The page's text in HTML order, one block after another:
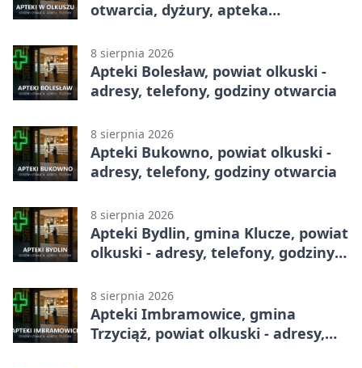
otwarcia, dyżury, apteka
8 sierpnia 2026
Apteki Bolesław, powiat olkuski -
adresy, telefony, godziny otwarcia
8 sierpnia 2026
Apteki Bukowno, powiat olkuski -
adresy, telefony, godziny otwarcia
8 sierpnia 2026
Apteki Bydlin, gmina Klucze, powiat
olkuski - adresy, telefony, godziny
8 sierpnia 2026
Apteki Imbramowice, gmina
Trzyciąż, powiat olkuski - adresy,